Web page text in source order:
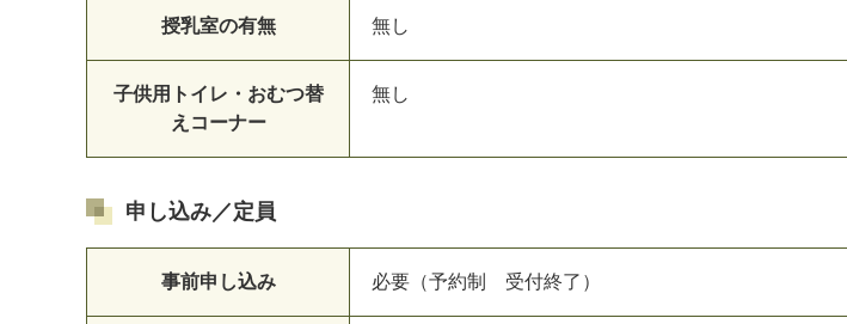
授乳室の有無 無し
子供用トイレ・おむつ替
えコーナー
無し
申し込み／定員
事前申し込み 必要（予約制 受付終了）